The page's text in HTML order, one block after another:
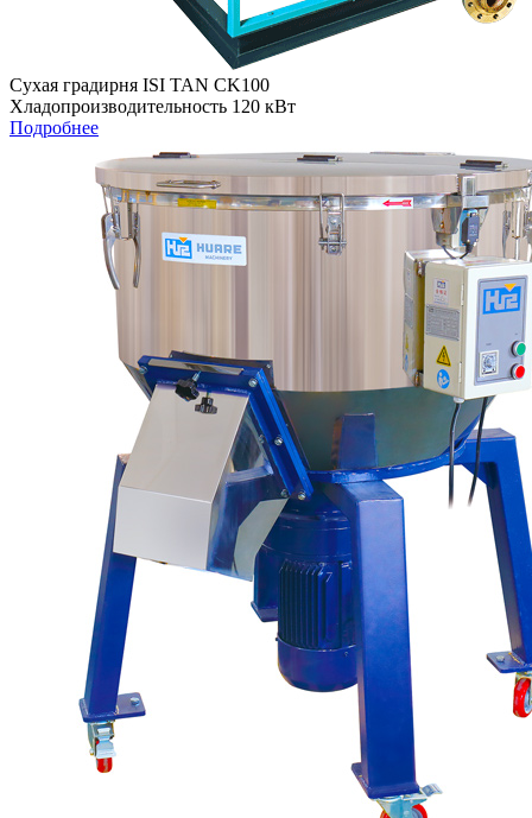
Сухая градирня ISI TAN CK100
Хладопроизводительность 120 кВт
Подробнее